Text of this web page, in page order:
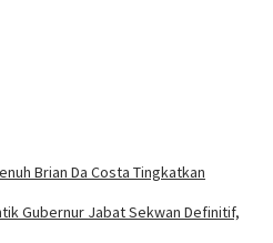
Brian Da Costa Tingkatkan
Gubernur Jabat Sekwan Definitif,